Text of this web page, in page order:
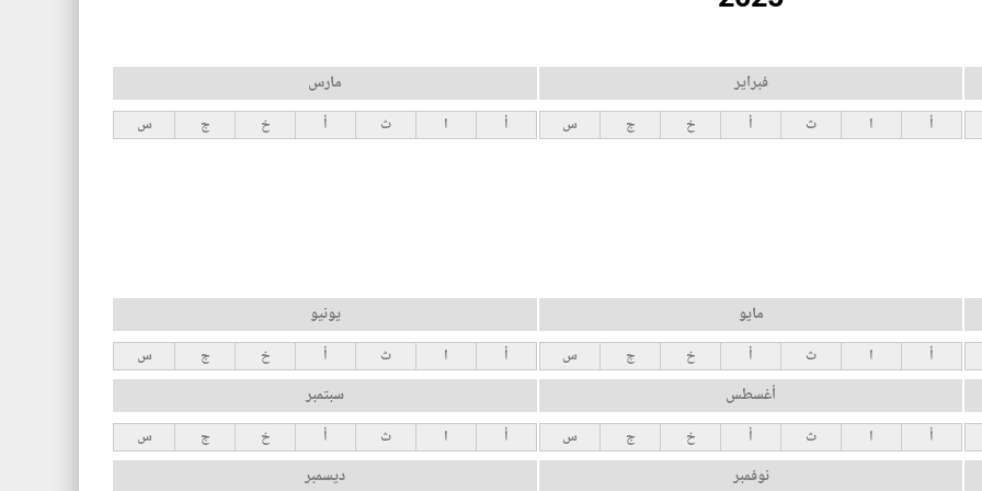
فبراير
أ ا ث أ خ ج س
مارس
أ ا ث أ خ ج س
مايو
أ ا ث أ خ ج س
يونيو
أ ا ث أ خ ج س
أغسطس
أ ا ث أ خ ج س
سبتمبر
أ ا ث أ خ ج س
نوفمبر ديسمبر